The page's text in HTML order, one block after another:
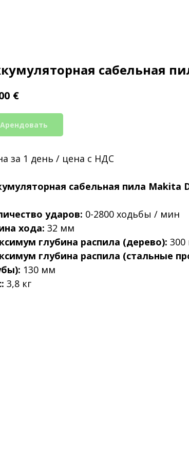
сабельная
€
Арендовать
за 1 день / цена с НДС
сабельная пила Makita
ударов: 0-2800 ходьбы / мин
хода: 32 мм
глубина распила (дерево):
глубина распила (стальные
130 мм
3,8 кг